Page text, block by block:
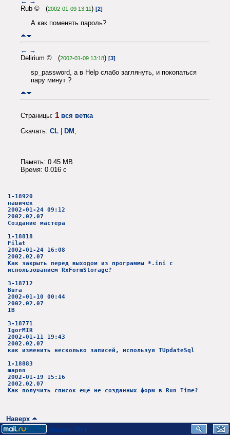
Rub © (2002-01-09 13:11) [2]
А как поменять пароль?
← →
Delirium © (2002-01-09 13:18) [3]
sp_password, а в Help слабо заглянуть, и покопаться
пару минут ?
Страницы: 1 вся ветка
Скачать: CL | DM;
Память: 0.45 MB
Время: 0.016 c
1-18920
навичек
2002-01-24 09:12
2002.02.07
Создание мастера
1-18818
Filat
2002-01-24 16:08
2002.02.07
Как закрыть перед выходом из программы *.ini с
использованием RxFormStorage?
3-18712
Bura
2002-01-10 00:44
2002.02.07
IB
3-18771
IgorMIR
2002-01-11 19:43
2002.02.07
как изменить несколько записей, используя TUpdateSql
1-18883
mapnn
2002-01-19 15:16
2002.02.07
Как получить список ещё не созданных форм в Run Time?
Наверх